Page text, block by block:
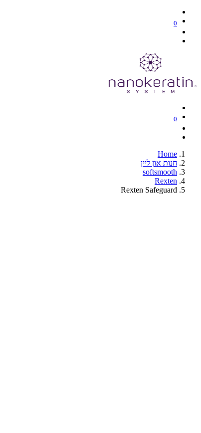
0
0
Home
חנות און ליין
softsmooth
Rexten
Rexten Safeguard